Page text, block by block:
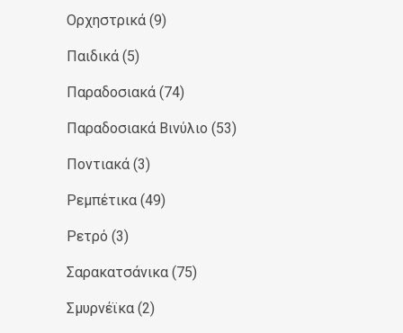
Ορχηστρικά (9)
Παιδικά (5)
Παραδοσιακά (74)
Παραδοσιακά Βινύλιο (53)
Ποντιακά (3)
Ρεμπέτικα (49)
Ρετρό (3)
Σαρακατσάνικα (75)
Σμυρνέϊκα (2)